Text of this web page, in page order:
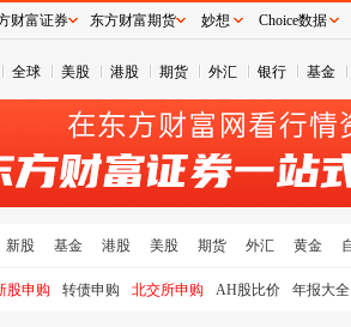
全球 美股 港股 期货 外汇 银行 基金
新股 基金 港股 美股 期货 外汇 黄金
股申购 转债申购 北交所申购 AH股比价 年报大全
财富证券 东方财富期货 妙想 Choice数据